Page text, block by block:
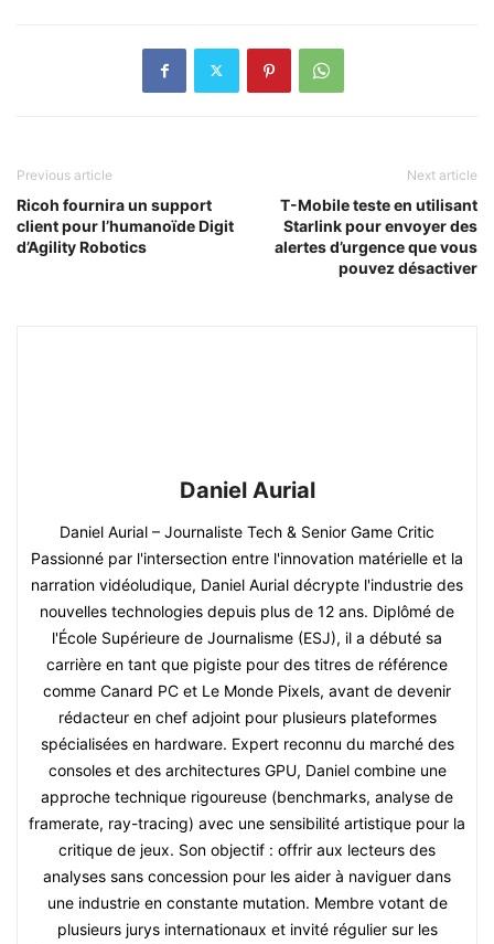
Previous article
Ricoh fournira un support
client pour l’humanoïde Digit
d’Agility Robotics
Next article
T-Mobile teste en utilisant
Starlink pour envoyer des
alertes d’urgence que vous
pouvez désactiver
Daniel Aurial
Daniel Aurial – Journaliste Tech & Senior Game Critic
Passionné par l'intersection entre l'innovation matérielle et la
narration vidéoludique, Daniel Aurial décrypte l'industrie des
nouvelles technologies depuis plus de 12 ans. Diplômé de
l'École Supérieure de Journalisme (ESJ), il a débuté sa
carrière en tant que pigiste pour des titres de référence
comme Canard PC et Le Monde Pixels, avant de devenir
rédacteur en chef adjoint pour plusieurs plateformes
spécialisées en hardware. Expert reconnu du marché des
consoles et des architectures GPU, Daniel combine une
approche technique rigoureuse (benchmarks, analyse de
framerate, ray-tracing) avec une sensibilité artistique pour la
critique de jeux. Son objectif : offrir aux lecteurs des
analyses sans concession pour les aider à naviguer dans
une industrie en constante mutation. Membre votant de
plusieurs jurys internationaux et invité régulier sur les